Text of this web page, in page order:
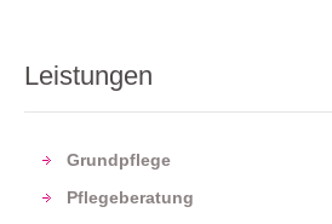
Leistungen
Grundpflege
Pflegeberatung